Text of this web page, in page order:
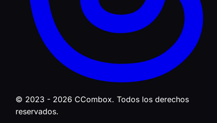
© 2023 - 2026 CCombox. Todos los derechos
reservados.